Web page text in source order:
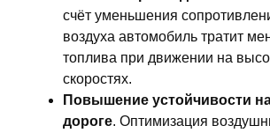
счёт уменьшения
воздуха автомобиль тратит
топлива при движении на
скоростях.
Повышение устойчивости
дороге. Оптимизация